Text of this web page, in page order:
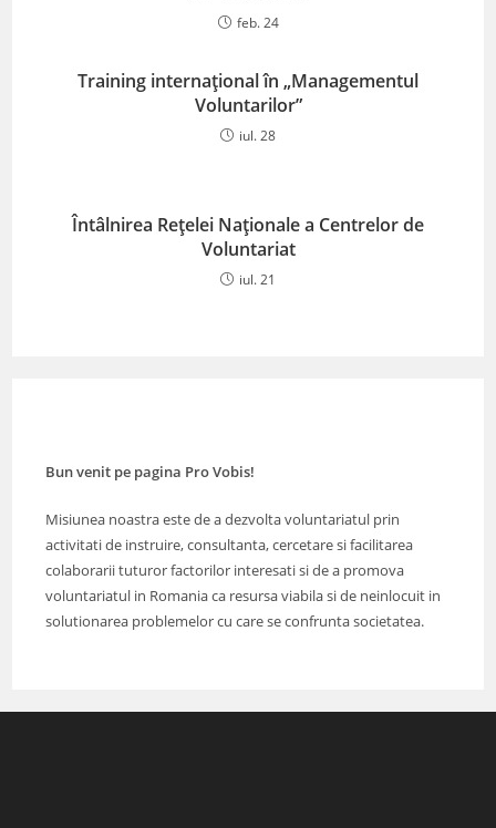
feb. 24
Training internaţional în „Managementul
Voluntarilor”
iul. 28
Întâlnirea Rețelei Naționale a Centrelor de
Voluntariat
iul. 21
Bun venit pe pagina Pro Vobis!
Misiunea noastra este de a dezvolta voluntariatul prin
activitati de instruire, consultanta, cercetare si facilitarea
colaborarii tuturor factorilor interesati si de a promova
voluntariatul in Romania ca resursa viabila si de neinlocuit in
solutionarea problemelor cu care se confrunta societatea.